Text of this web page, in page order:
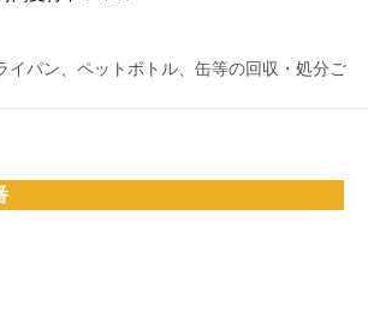
イパン、ペットボトル、缶等の回収・処分ご